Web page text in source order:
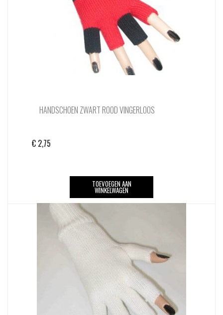
HANDSCHOEN ZWART ROOD VINGERLOOS
€ 2,75
TOEVOEGEN AAN
WINKELWAGEN